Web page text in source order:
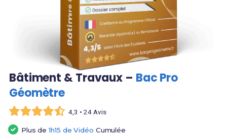
Bâtiment & Travaux – Bac Pro
Géomètre
4,3 • 24 Avis
Plus de1h15 de Vidéo Cumulée